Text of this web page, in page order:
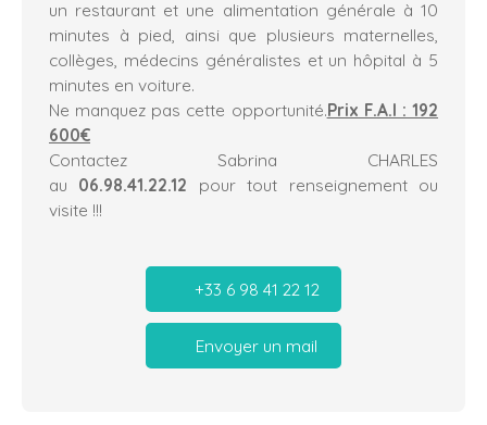
un restaurant et une alimentation générale à 10
minutes à pied, ainsi que plusieurs maternelles,
collèges, médecins généralistes et un hôpital à 5
minutes en voiture.
Ne manquez pas cette opportunité.Prix F.A.I : 192
600€
Contactez Sabrina CHARLES
au 06.98.41.22.12 pour tout renseignement ou
visite !!!
+33 6 98 41 22 12
Envoyer un mail